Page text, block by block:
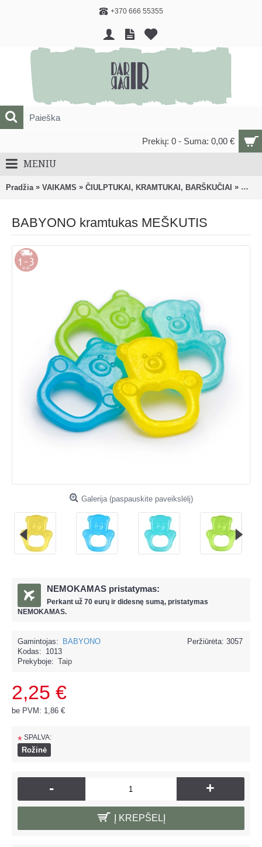
+370 666 55355
Prekių: 0 - Suma: 0,00 €
MENIU
Pradžia » VAIKAMS » ČIULPTUKAI, KRAMTUKAI, BARŠKUČIAI »
BABYONO kramtukas MEŠKUTIS
Galerija (paspauskite paveikslėlį)
NEMOKAMAS pristatymas:
Perkant už 70 eurų ir didesnę sumą, pristatymas
NEMOKAMAS.
Peržiūrėta: 3057
Gamintojas:
BABYONO
Kodas: 1013
Prekyboje: Taip
2,25 €
be PVM: 1,86 €
* SPALVA:
Rožinė
- +
Į KREPŠELĮ